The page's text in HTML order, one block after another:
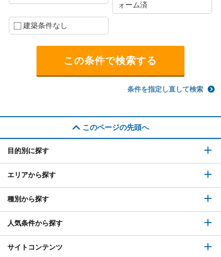
ォーム済
建築条件なし
条件を指定し直して検索
このページの先頭へ
目的別に探す
エリアから探す
種別から探す
人気条件から探す
サイトコンテンツ